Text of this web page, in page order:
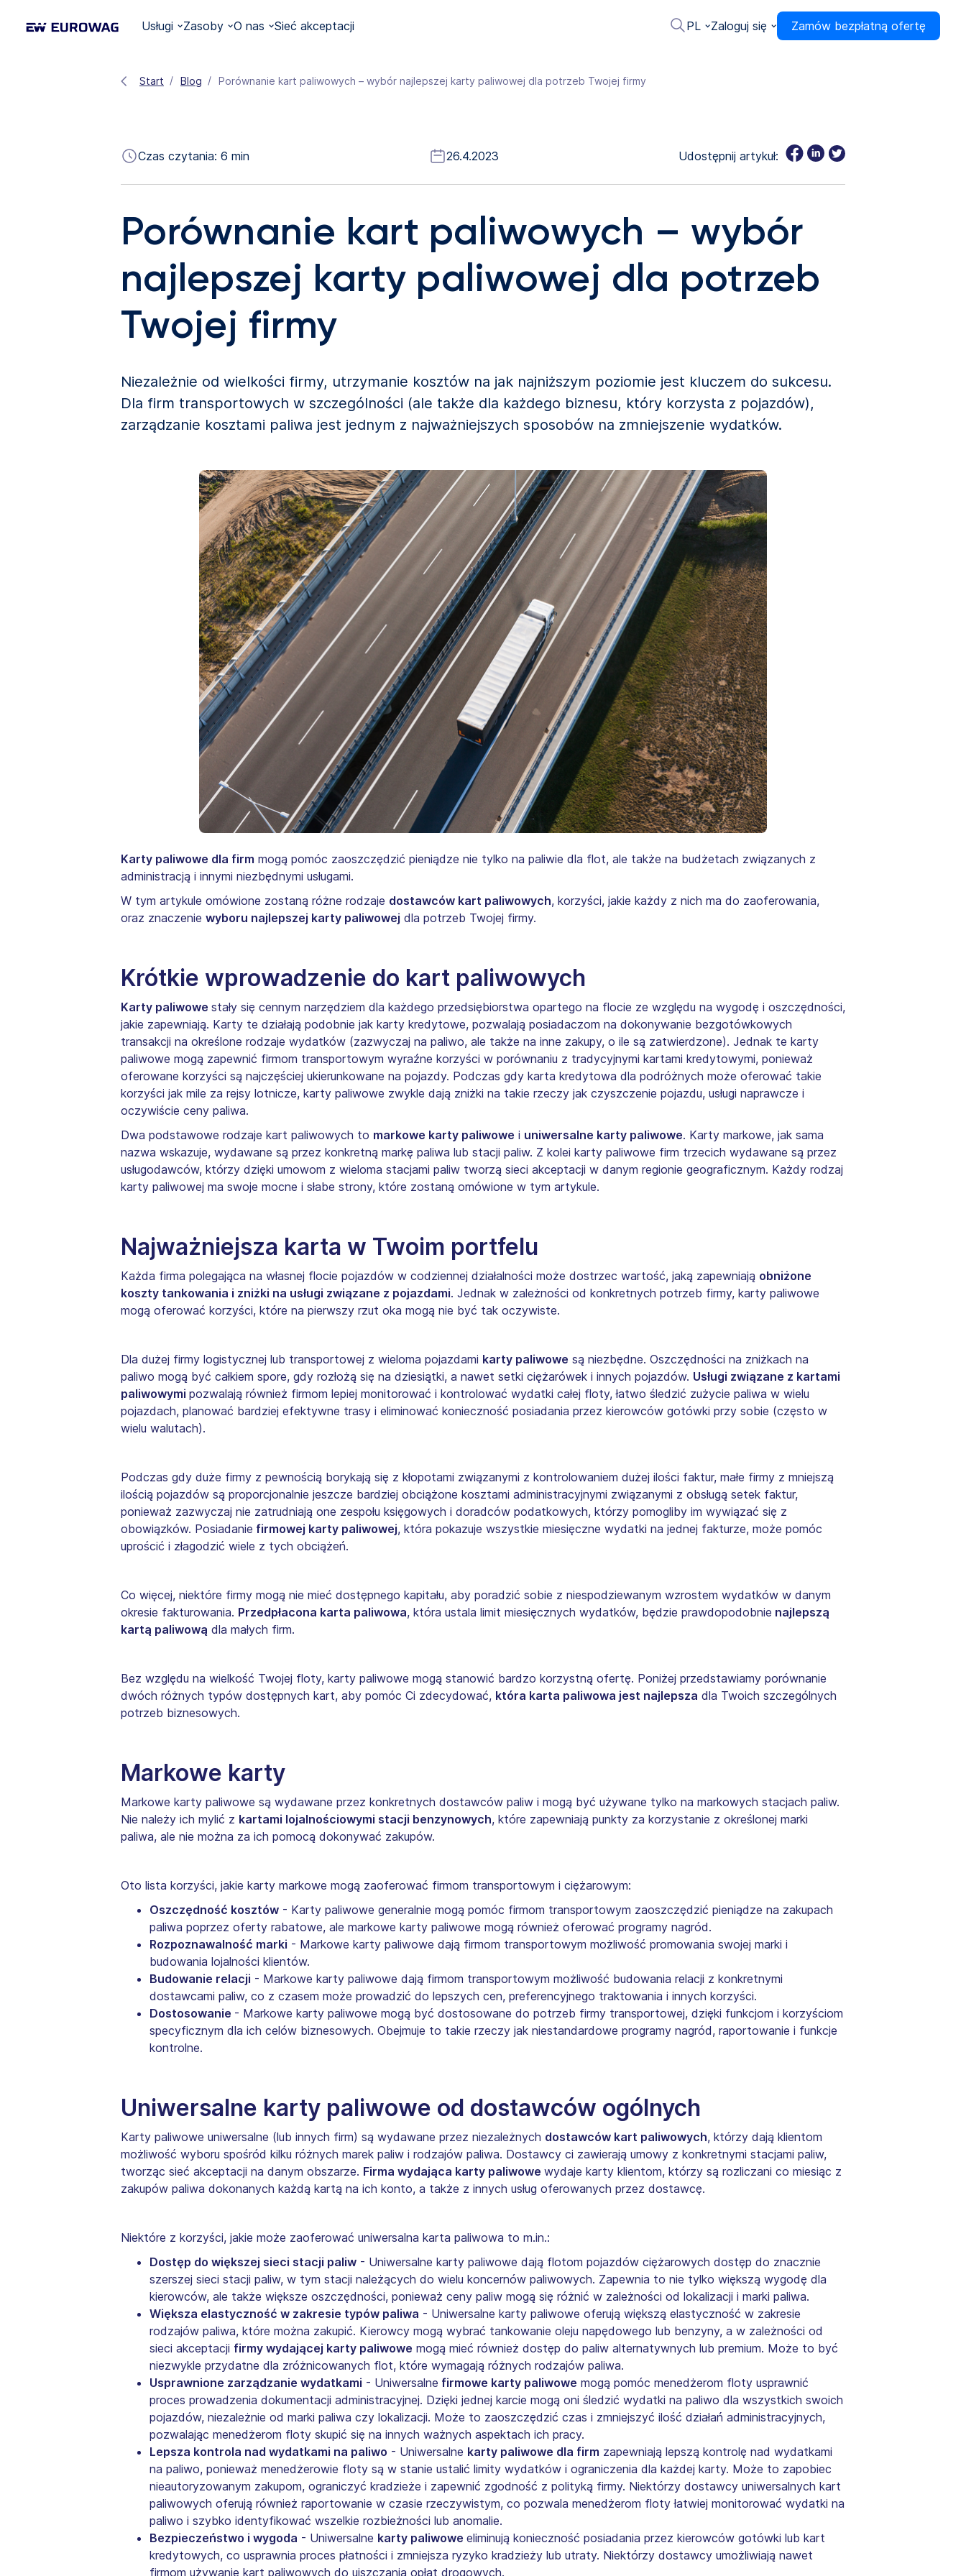
Usługi Zasoby O nas Sieć akceptacji PL Zaloguj się Zamów bezpłatną ofertę
Start Blog Porównanie kart paliwowych – wybór najlepszej karty paliwowej dla potrzeb Twojej firmy
Czas czytania: 6 min 26.4.2023 Udostępnij artykuł:
Porównanie kart paliwowych – wybór
najlepszej karty paliwowej dla potrzeb
Twojej firmy
Niezależnie od wielkości firmy, utrzymanie kosztów na jak najniższym poziomie jest kluczem do sukcesu.
Dla firm transportowych w szczególności (ale także dla każdego biznesu, który korzysta z pojazdów),
zarządzanie kosztami paliwa jest jednym z najważniejszych sposobów na zmniejszenie wydatków.
Karty paliwowe dla firm mogą pomóc zaoszczędzić pieniądze nie tylko na paliwie dla flot, ale także na budżetach związanych z
administracją i innymi niezbędnymi usługami.
W tym artykule omówione zostaną różne rodzaje dostawców kart paliwowych, korzyści, jakie każdy z nich ma do zaoferowania,
oraz znaczenie wyboru najlepszej karty paliwowej dla potrzeb Twojej firmy.
Krótkie wprowadzenie do kart paliwowych
Karty paliwowe stały się cennym narzędziem dla każdego przedsiębiorstwa opartego na flocie ze względu na wygodę i oszczędności,
jakie zapewniają. Karty te działają podobnie jak karty kredytowe, pozwalają posiadaczom na dokonywanie bezgotówkowych
transakcji na określone rodzaje wydatków (zazwyczaj na paliwo, ale także na inne zakupy, o ile są zatwierdzone). Jednak te karty
paliwowe mogą zapewnić firmom transportowym wyraźne korzyści w porównaniu z tradycyjnymi kartami kredytowymi, ponieważ
oferowane korzyści są najczęściej ukierunkowane na pojazdy. Podczas gdy karta kredytowa dla podróżnych może oferować takie
korzyści jak mile za rejsy lotnicze, karty paliwowe zwykle dają zniżki na takie rzeczy jak czyszczenie pojazdu, usługi naprawcze i
oczywiście ceny paliwa.
Dwa podstawowe rodzaje kart paliwowych to markowe karty paliwowe i uniwersalne karty paliwowe. Karty markowe, jak sama
nazwa wskazuje, wydawane są przez konkretną markę paliwa lub stacji paliw. Z kolei karty paliwowe firm trzecich wydawane są przez
usługodawców, którzy dzięki umowom z wieloma stacjami paliw tworzą sieci akceptacji w danym regionie geograficznym. Każdy rodzaj
karty paliwowej ma swoje mocne i słabe strony, które zostaną omówione w tym artykule.
Najważniejsza karta w Twoim portfelu
Każda firma polegająca na własnej flocie pojazdów w codziennej działalności może dostrzec wartość, jaką zapewniają obniżone
koszty tankowania i zniżki na usługi związane z pojazdami. Jednak w zależności od konkretnych potrzeb firmy, karty paliwowe
mogą oferować korzyści, które na pierwszy rzut oka mogą nie być tak oczywiste.
Dla dużej firmy logistycznej lub transportowej z wieloma pojazdami karty paliwowe są niezbędne. Oszczędności na zniżkach na
paliwo mogą być całkiem spore, gdy rozłożą się na dziesiątki, a nawet setki ciężarówek i innych pojazdów. Usługi związane z kartami
paliwowymi pozwalają również firmom lepiej monitorować i kontrolować wydatki całej floty, łatwo śledzić zużycie paliwa w wielu
pojazdach, planować bardziej efektywne trasy i eliminować konieczność posiadania przez kierowców gotówki przy sobie (często w
wielu walutach).
Podczas gdy duże firmy z pewnością borykają się z kłopotami związanymi z kontrolowaniem dużej ilości faktur, małe firmy z mniejszą
ilością pojazdów są proporcjonalnie jeszcze bardziej obciążone kosztami administracyjnymi związanymi z obsługą setek faktur,
ponieważ zazwyczaj nie zatrudniają one zespołu księgowych i doradców podatkowych, którzy pomogliby im wywiązać się z
obowiązków. Posiadanie firmowej karty paliwowej, która pokazuje wszystkie miesięczne wydatki na jednej fakturze, może pomóc
uprościć i złagodzić wiele z tych obciążeń.
Co więcej, niektóre firmy mogą nie mieć dostępnego kapitału, aby poradzić sobie z niespodziewanym wzrostem wydatków w danym
okresie fakturowania. Przedpłacona karta paliwowa, która ustala limit miesięcznych wydatków, będzie prawdopodobnie najlepszą
kartą paliwową dla małych firm.
Bez względu na wielkość Twojej floty, karty paliwowe mogą stanowić bardzo korzystną ofertę. Poniżej przedstawiamy porównanie
dwóch różnych typów dostępnych kart, aby pomóc Ci zdecydować, która karta paliwowa jest najlepsza dla Twoich szczególnych
potrzeb biznesowych.
Markowe karty
Markowe karty paliwowe są wydawane przez konkretnych dostawców paliw i mogą być używane tylko na markowych stacjach paliw.
Nie należy ich mylić z kartami lojalnościowymi stacji benzynowych, które zapewniają punkty za korzystanie z określonej marki
paliwa, ale nie można za ich pomocą dokonywać zakupów.
Oto lista korzyści, jakie karty markowe mogą zaoferować firmom transportowym i ciężarowym:
Oszczędność kosztów - Karty paliwowe generalnie mogą pomóc firmom transportowym zaoszczędzić pieniądze na zakupach
paliwa poprzez oferty rabatowe, ale markowe karty paliwowe mogą również oferować programy nagród.
Rozpoznawalność marki - Markowe karty paliwowe dają firmom transportowym możliwość promowania swojej marki i
budowania lojalności klientów.
Budowanie relacji - Markowe karty paliwowe dają firmom transportowym możliwość budowania relacji z konkretnymi
dostawcami paliw, co z czasem może prowadzić do lepszych cen, preferencyjnego traktowania i innych korzyści.
Dostosowanie - Markowe karty paliwowe mogą być dostosowane do potrzeb firmy transportowej, dzięki funkcjom i korzyściom
specyficznym dla ich celów biznesowych. Obejmuje to takie rzeczy jak niestandardowe programy nagród, raportowanie i funkcje
kontrolne.
Uniwersalne karty paliwowe od dostawców ogólnych
Karty paliwowe uniwersalne (lub innych firm) są wydawane przez niezależnych dostawców kart paliwowych, którzy dają klientom
możliwość wyboru spośród kilku różnych marek paliw i rodzajów paliwa. Dostawcy ci zawierają umowy z konkretnymi stacjami paliw,
tworząc sieć akceptacji na danym obszarze. Firma wydająca karty paliwowe wydaje karty klientom, którzy są rozliczani co miesiąc z
zakupów paliwa dokonanych każdą kartą na ich konto, a także z innych usług oferowanych przez dostawcę.
Niektóre z korzyści, jakie może zaoferować uniwersalna karta paliwowa to m.in.:
Dostęp do większej sieci stacji paliw - Uniwersalne karty paliwowe dają flotom pojazdów ciężarowych dostęp do znacznie
szerszej sieci stacji paliw, w tym stacji należących do wielu koncernów paliwowych. Zapewnia to nie tylko większą wygodę dla
kierowców, ale także większe oszczędności, ponieważ ceny paliw mogą się różnić w zależności od lokalizacji i marki paliwa.
Większa elastyczność w zakresie typów paliwa - Uniwersalne karty paliwowe oferują większą elastyczność w zakresie
rodzajów paliwa, które można zakupić. Kierowcy mogą wybrać tankowanie oleju napędowego lub benzyny, a w zależności od
sieci akceptacji firmy wydającej karty paliwowe mogą mieć również dostęp do paliw alternatywnych lub premium. Może to być
niezwykle przydatne dla zróżnicowanych flot, które wymagają różnych rodzajów paliwa.
Usprawnione zarządzanie wydatkami - Uniwersalne firmowe karty paliwowe mogą pomóc menedżerom floty usprawnić
proces prowadzenia dokumentacji administracyjnej. Dzięki jednej karcie mogą oni śledzić wydatki na paliwo dla wszystkich swoich
pojazdów, niezależnie od marki paliwa czy lokalizacji. Może to zaoszczędzić czas i zmniejszyć ilość działań administracyjnych,
pozwalając menedżerom floty skupić się na innych ważnych aspektach ich pracy.
Lepsza kontrola nad wydatkami na paliwo - Uniwersalne karty paliwowe dla firm zapewniają lepszą kontrolę nad wydatkami
na paliwo, ponieważ menedżerowie floty są w stanie ustalić limity wydatków i ograniczenia dla każdej karty. Może to zapobiec
nieautoryzowanym zakupom, ograniczyć kradzieże i zapewnić zgodność z polityką firmy. Niektórzy dostawcy uniwersalnych kart
paliwowych oferują również raportowanie w czasie rzeczywistym, co pozwala menedżerom floty łatwiej monitorować wydatki na
paliwo i szybko identyfikować wszelkie rozbieżności lub anomalie.
Bezpieczeństwo i wygoda - Uniwersalne karty paliwowe eliminują konieczność posiadania przez kierowców gotówki lub kart
kredytowych, co usprawnia proces płatności i zmniejsza ryzyko kradzieży lub utraty. Niektórzy dostawcy umożliwiają nawet
firmom używanie kart paliwowych do uiszczania opłat drogowych.